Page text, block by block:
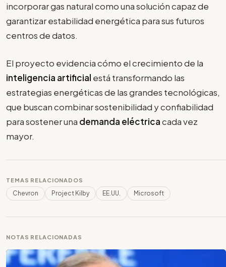
incorporar gas natural como una solución capaz de
garantizar estabilidad energética para sus futuros
centros de datos.
El proyecto evidencia cómo el crecimiento de la
inteligencia artificial está transformando las
estrategias energéticas de las grandes tecnológicas,
que buscan combinar sostenibilidad y confiabilidad
para sostener una demanda eléctricacada vez
mayor.
TEMAS RELACIONADOS
Chevron Project Kilby EE.UU. Microsoft
NOTAS RELACIONADAS